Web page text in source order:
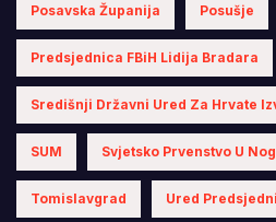
Posavska Županija Posušje
Predsjednica FBiH Lidija Bradara
Središnji Državni Ured Za Hrvate
SUM Svjetsko Prvenstvo U
Tomislavgrad Ured